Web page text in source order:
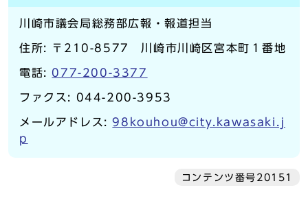
川崎市議会局総務部広報・報道担当
住所: 〒210-8577 川崎市川崎区宮本町１番地
電話: 077-200-3377
ファクス: 044-200-3953
メールアドレス:98kouhou@city.kawasaki.j
p
コンテンツ番号20151